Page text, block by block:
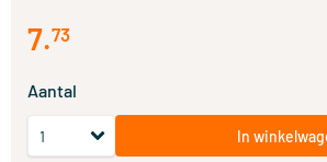
7.73
Aantal
In